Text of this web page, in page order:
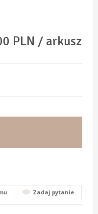
PLN / arkusz
Zadaj pytanie